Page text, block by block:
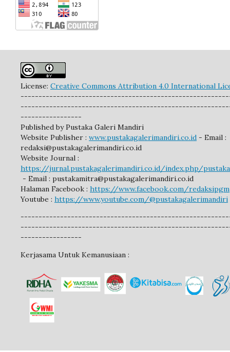
License: Creative Commons Attribution 4.0 International
-----------------
Published by Pustaka Galeri Mandiri
Website Publisher : www.pustakagalerimandiri.co.id - Email :
redaksi@pustakagalerimandiri.co.id
Website Journal :
https://jurnal.pustakagalerimandiri.co.id/index.php/
- Email : pustakamitra@pustakagalerimandiri.co.id
Halaman Facebook : https://www.facebook.com/redaksipgm
Youtube : https://www.youtube.com/@pustakagalerimandiri
-----------------
Kerjasama Untuk Kemanusiaan :